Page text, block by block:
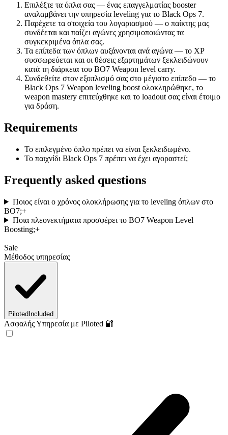
Επιλέξτε τα όπλα σας — ένας επαγγελματίας booster
αναλαμβάνει την υπηρεσία leveling για το Black Ops 7.
Παρέχετε τα στοιχεία του λογαριασμού — ο παίκτης μας
συνδέεται και παίζει αγώνες χρησιμοποιώντας τα
συγκεκριμένα όπλα σας.
Τα επίπεδα των όπλων αυξάνονται ανά αγώνα — το XP
συσσωρεύεται και οι θέσεις εξαρτημάτων ξεκλειδώνουν
κατά τη διάρκεια του BO7 Weapon level carry.
Συνδεθείτε στον εξοπλισμό σας στο μέγιστο επίπεδο — το
Black Ops 7 Weapon leveling boost ολοκληρώθηκε, το
weapon mastery επιτεύχθηκε και το loadout σας είναι έτοιμο
για δράση.
Requirements
Το επιλεγμένο όπλο πρέπει να είναι ξεκλειδωμένο.
Το παιχνίδι Black Ops 7 πρέπει να έχει αγοραστεί;
Frequently asked questions
Ποιος είναι ο χρόνος ολοκλήρωσης για το leveling όπλων στο
BO7;+
Ποια πλεονεκτήματα προσφέρει το BO7 Weapon Level
Boosting;+
Sale
Μέθοδος υπηρεσίας
Piloted Included
Ασφαλής Υπηρεσία με Piloted 🔐